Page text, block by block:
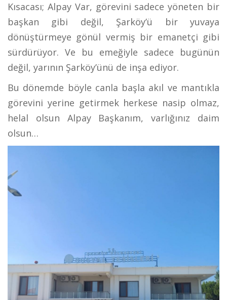
Kısacası; Alpay Var, görevini sadece yöneten bir
başkan gibi değil, Şarköy’ü bir yuvaya
dönüştürmeye gönül vermiş bir emanetçi gibi
sürdürüyor. Ve bu emeğiyle sadece bugünün
değil, yarının Şarköy’ünü de inşa ediyor.
Bu dönemde böyle canla başla akıl ve mantıkla
görevini yerine getirmek herkese nasip olmaz,
helal olsun Alpay Başkanım, varlığınız daim
olsun…